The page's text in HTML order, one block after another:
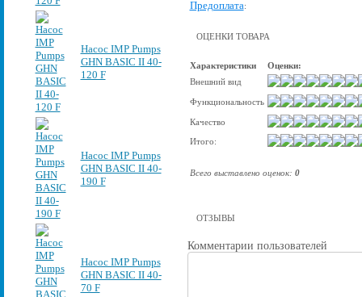
Насос IMP Pumps
GHN BASIC II 40-
120 F
Насос IMP Pumps
GHN BASIC II 40-
190 F
Насос IMP Pumps
GHN BASIC II 40-
70 F
Предоплата:
ОЦЕНКИ ТОВАРА
Характеристики
Оценки:
Внешний вид
Функциональность
Качество
Итого:
Всего выставлено оценок: 0
ОТЗЫВЫ
Комментарии пользователей